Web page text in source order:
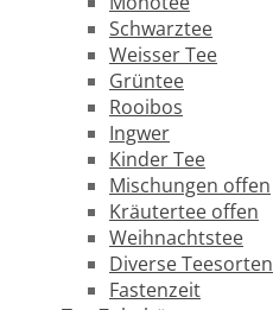
Schwarztee
Weisser Tee
Grüntee
Rooibos
Ingwer
Kinder Tee
Mischungen offen
Kräutertee offen
Weihnachtstee
Diverse Teesorten
Fastenzeit